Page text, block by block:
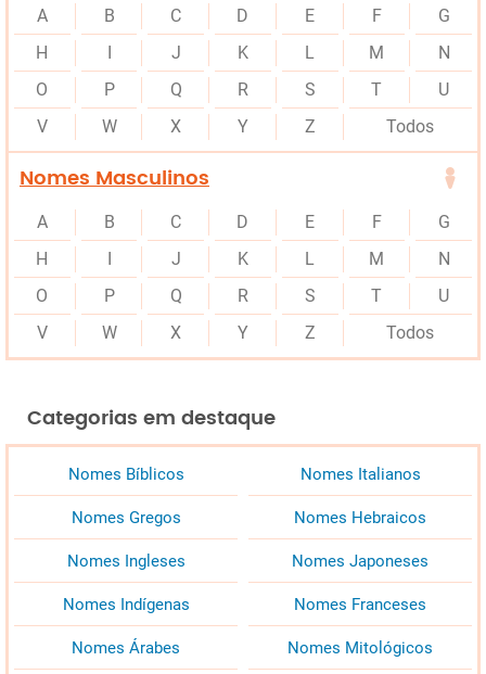
A B C D E F
G
H
J K L M
N
O
P Q R S T
U
V
W X Y Z Todos
Nomes Masculinos
A B C D E F
G
H
J K L M
N
O
P Q R S T
U
V
W X Y Z Todos
Categorias em destaque
Nomes Bíblicos Nomes Italianos
Nomes Gregos Nomes Hebraicos
Nomes Ingleses Nomes Japoneses
Nomes Indígenas Nomes Franceses
Nomes Árabes Nomes Mitológicos